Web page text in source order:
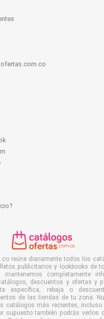
reúne diariamente todos los
publicitarios y lookbooks de
completamente
descuentos y ofertas y
específica, rebaja o
de las tiendas de tu zona.
catálogos más recientes, incluso
supuesto también podrás verlos